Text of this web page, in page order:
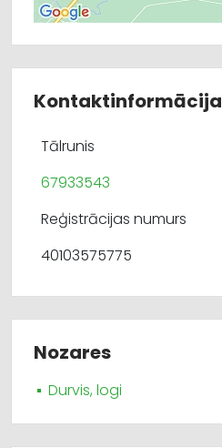
Kontaktinformācija
Tālrunis
67933543
Reģistrācijas numurs
40103575775
Nozares
Durvis, logi